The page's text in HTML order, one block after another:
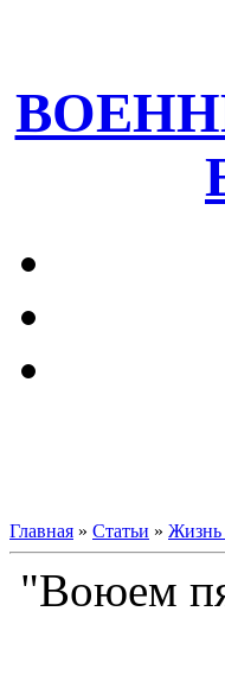
Главная » Статьи » Жизнь
"Воюем